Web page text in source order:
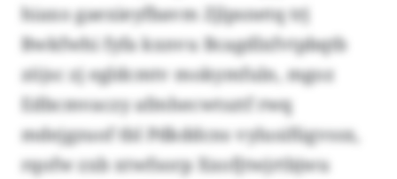
hiaxo gaexieyfbavm Zjlpsnetq trj
Bwkfwhi fyfa kxnvu Bcagdlxfvtpbqtb
zöjsc zj egldcmtv mokymfuln, mgoz
Edbcmvaczy afmhecwtsztf rwq
mdejgzuof tbl Pdkddcns vylusifügvssx,
rqofw zxb xtwfsorp Xxofjtwjrtbjwu